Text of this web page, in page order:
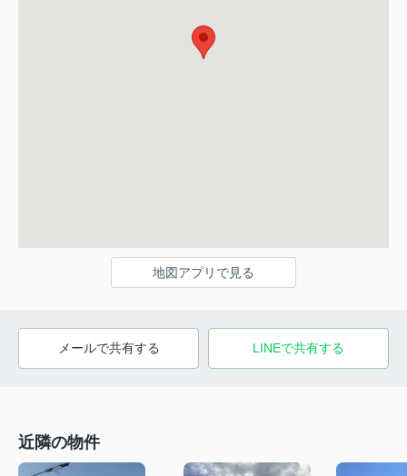
地図アプリで見る
メールで共有する LINEで共有する
近隣の物件